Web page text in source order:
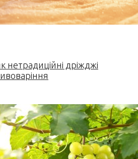
нетрадиційні дріжджі